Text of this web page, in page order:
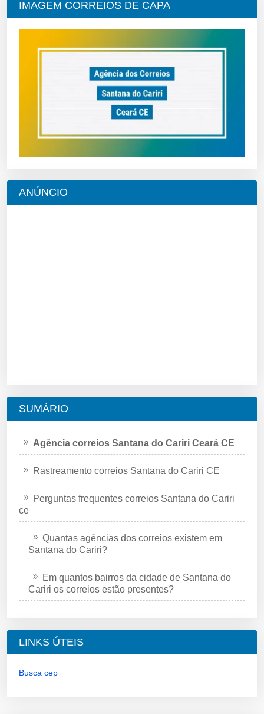
IMAGEM CORREIOS DE CAPA
ANÚNCIO
SUMÁRIO
Agência correios Santana do Cariri Ceará CE
Rastreamento correios Santana do Cariri CE
Perguntas frequentes correios Santana do Cariri
ce
Quantas agências dos correios existem em
Santana do Cariri?
Em quantos bairros da cidade de Santana do
Cariri os correios estão presentes?
LINKS ÚTEIS
Busca cep